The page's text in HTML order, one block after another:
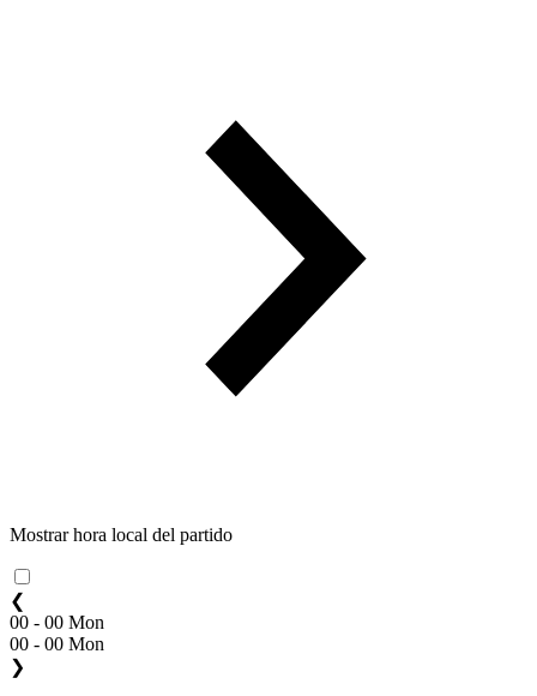
Mostrar hora local del partido
❮
00 - 00 Mon
00 - 00 Mon
❯